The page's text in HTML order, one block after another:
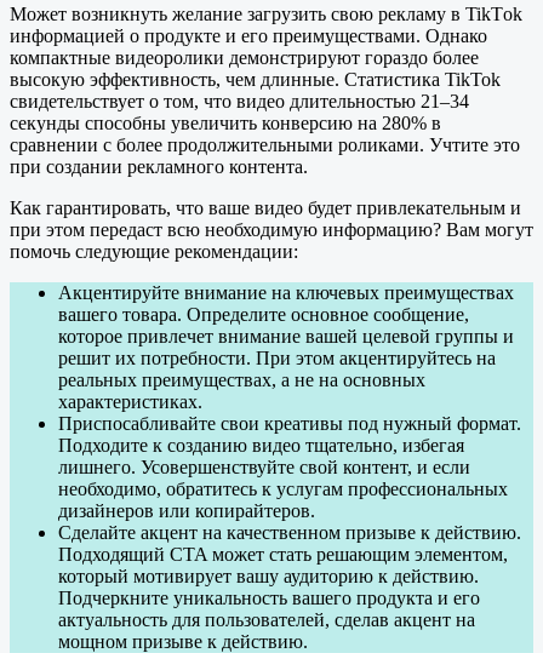
Может возникнуть желание загрузить свою рекламу в TikTоk
информацией о продукте и его преимуществами. Однако
компактные видеоролики демонстрируют гораздо более
высокую эффективность, чем длинные. Статистика TikTok
свидетельствует о том, что видео длительностью 21–34
секунды способны увеличить конверсию на 280% в
сравнении с более продолжительными роликами. Учтите это
при создании рекламного контента.
Как гарантировать, что ваше видео будет привлекательным и
при этом передаст всю необходимую информацию? Вам могут
помочь следующие рекомендации:
Акцентируйте внимание на ключевых преимуществах
вашего товара. Определите основное сообщение,
которое привлечет внимание вашей целевой группы и
решит их потребности. При этом акцентируйтесь на
реальных преимуществах, а не на основных
характеристиках.
Приспосабливайте свои креативы под нужный формат.
Подходите к созданию видео тщательно, избегая
лишнего. Усовершенствуйте свой контент, и если
необходимо, обратитесь к услугам профессиональных
дизайнеров или копирайтеров.
Сделайте акцент на качественном призыве к действию.
Подходящий CTA может стать решающим элементом,
который мотивирует вашу аудиторию к действию.
Подчеркните уникальность вашего продукта и его
актуальность для пользователей, сделав акцент на
мощном призыве к действию.